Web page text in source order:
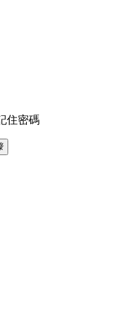
住密碼